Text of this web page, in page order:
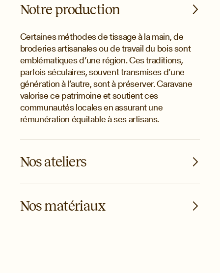
Notre production
Certaines méthodes de tissage à la main, de
broderies artisanales ou de travail du bois sont
emblématiques d’une région. Ces traditions,
parfois séculaires, souvent transmises d’une
génération à l’autre, sont à préserver. Caravane
valorise ce patrimoine et soutient ces
communautés locales en assurant une
rémunération équitable à ses artisans.
Nos ateliers
Nos matériaux